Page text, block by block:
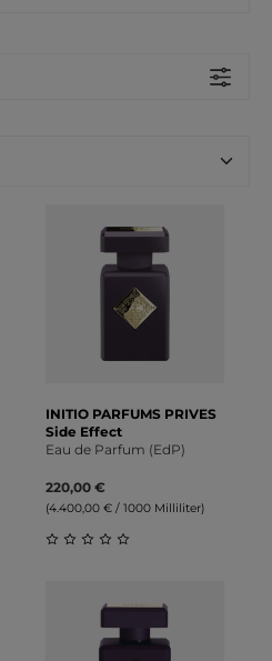
INITIO PARFUMS PRIVES
Side Effect
Eau de Parfum (EdP)
220,00 €
(4.400,00 € / 1000 Milliliter)